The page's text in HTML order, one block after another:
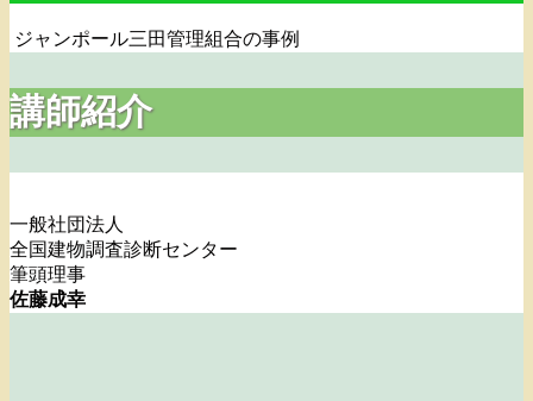
ジャンポール三田管理組合の事例
講師紹介
一般社団法人
全国建物調査診断センター
筆頭理事
佐藤成幸